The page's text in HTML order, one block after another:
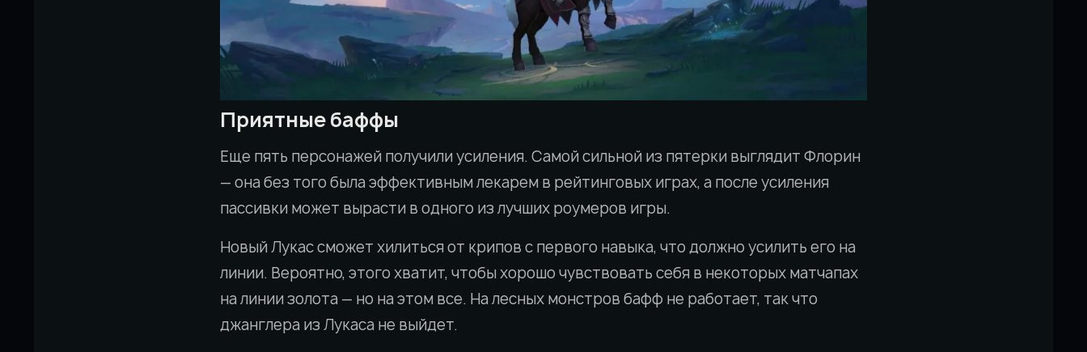
Приятные баффы
Еще пять персонажей получили усиления. Самой сильной из пятерки выглядит Флорин
— она без того была эффективным лекарем в рейтинговых играх, а после усиления
пассивки может вырасти в одного из лучших роумеров игры.
Новый Лукас сможет хилиться от крипов с первого навыка, что должно усилить его на
линии. Вероятно, этого хватит, чтобы хорошо чувствовать себя в некоторых матчапах
на линии золота — но на этом все. На лесных монстров бафф не работает, так что
джанглера из Лукаса не выйдет.